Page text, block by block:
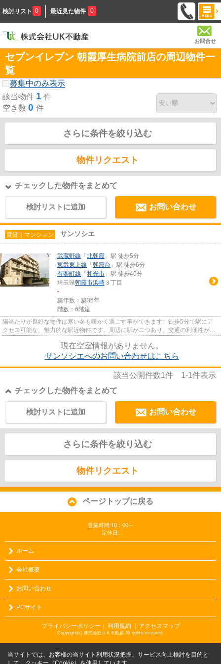
検討リスト 0 最近見た物件 0
お問合せ
セブンイレブン 朝霞厚生病院前店の周辺物件一
覧
募集中のみ表示
該当物件 1 件
空き数 0 件
さらに条件を絞り込む
物件リクエスト
チェックした物件をまとめて
検討リストに追加 お問い合わせ
賃貸｜マンション サンソシエ
武蔵野線 「 北朝霞 」駅 徒歩5分
東武東上線 「 朝霞台 」駅 徒歩6分
有楽町線 「 和光市 」駅 徒歩40分
埼玉県朝霞市浜崎 ３丁目
-
築年数：築36年
階数：6階建
陽当たりが良好な物件は寒い冬も暖かく過ごす事ができます。徒歩5分で駅にア
クセス可能な、魅力的な駅近物件です。周辺に駅が二つあり、交通の利便性が高
現在空室情報がありません。
サンソシエへのお問い合わせはこちら
該当公開件数1件 1-1件表示
チェックした物件をまとめて
お問い合わせ
検討リストに追加
さらに条件を絞り込む
物件リクエスト
ページトップに戻る
営業時間:10：00～
定休日:
ホーム
会社概要
お問い合わせ
PCサイト
プライバシーポリシー ｜ 利用規約 ｜アクセスマップ
Copyright(c) 株式会社ＵＫ不動産 All rights reserved.
当サイトでは、お客様の当サイト利用状況把握、サービス向上検討を目的と